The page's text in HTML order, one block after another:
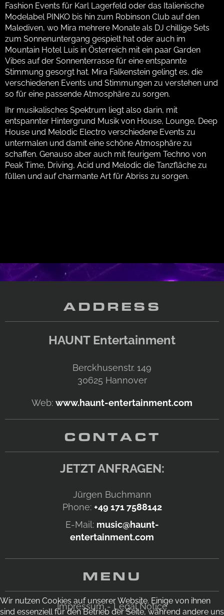
Fashion Events für Karl Lagerfeld oder das Italienische
Modelabel PINKO bis hin zum Robinson Club auf den
Malediven, wo Mira mehrere Monate als DJ chillige Sets
zum Sonnenuntergang gespielt hat oder auch im
Mountain Hotel Luis in Österreich mit ein paar Garden
Vibes auf der Sonnenterrasse für eine entspannte
Stimmung gesorgt hat. Mira Falkenstein gelingt es, die
verschiedenen Events und Stimmungen zu verstehen und
so für eine passende Atmosphäre zu sorgen.
Ihr musikalisches Spektrum liegt also darin, mit
entspannter Hintergrund Musik von House, Lounge, Deep
House und Melodic Electro verschiedene Events zu
untermalen und damit eine schöne Atmosphäre zu
schaffen. Genauso aber auch mit feurigem Techno von
Peak Time, Driving, Acid und Melodic die Tanzfläche zu
füllen und auf charmante Art für Abriss zu sorgen.
ADDRESS
HAUNT Entertainment
Berckhusenstr. 149
30625 Hannover
Web: www.haunt-entertainment.com
CONTACT
JETZT ANFRAGEN:
Jürgen Buchmann
Phone: +49 171 7588142
E-Mail: music@haunt-
entertainment.com
MENU
Impressum - Legal Notice
Wir nutzen Cookies auf unserer Website. Einige von ihnen
sind essenziell für den Betrieb der Seite, während andere uns